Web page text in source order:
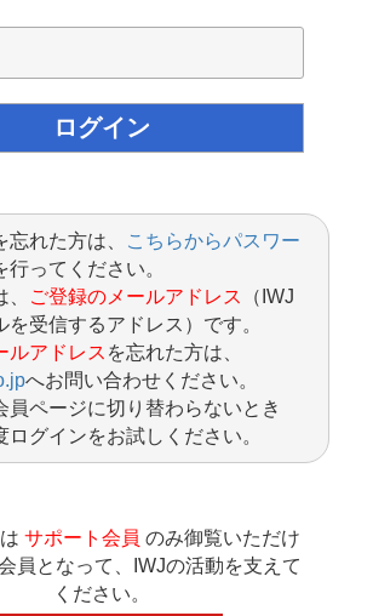
れた方は、
こちらからパスワー
行ってください。
ご登録のメールアドレス
（IWJ
を受信するアドレス）です。
ルアドレス を忘れた方は、
へお問い合わせください。
員ページに切り替わらないとき
ログインをお試しください。
サポート会員 のみ御覧いただけ
員となって、IWJの活動を支えて
ください。